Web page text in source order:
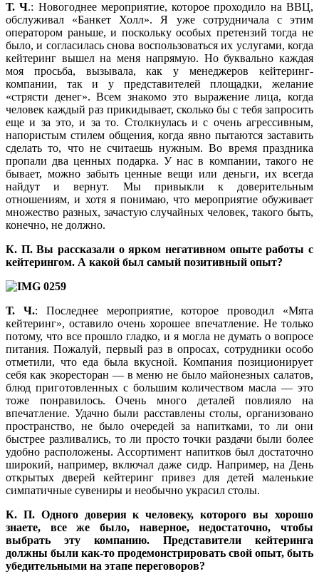
Т. Ч.: Новогоднее мероприятие, которое проходило на ВВЦ,
обслуживал «Банкет Холл». Я уже сотрудничала с этим
оператором раньше, и поскольку особых претензий тогда не
было, и согласилась снова воспользоваться их услугами, когда
кейтеринг вышел на меня напрямую. Но буквально каждая
моя просьба, вызывала, как у менеджеров кейтеринг-
компании, так и у представителей площадки, желание
«стрясти денег». Всем знакомо это выражение лица, когда
человек каждый раз прикидывает, сколько бы с тебя запросить
еще и за это, и за то. Столкнулась и с очень агрессивным,
напористым стилем общения, когда явно пытаются заставить
сделать то, что не считаешь нужным. Во время праздника
пропали два ценных подарка. У нас в компании, такого не
бывает, можно забыть ценные вещи или деньги, их всегда
найдут и вернут. Мы привыкли к доверительным
отношениям, и хотя я понимаю, что мероприятие обуживает
множество разных, зачастую случайных человек, такого быть,
конечно, не должно.
К. П. Вы рассказали о ярком негативном опыте работы с
кейтерингом. А какой был самый позитивный опыт?
Т. Ч.: Последнее мероприятие, которое проводил «Мята
кейтеринг», оставило очень хорошее впечатление. Не только
потому, что все прошло гладко, и я могла не думать о вопросе
питания. Пожалуй, первый раз в опросах, сотрудники особо
отметили, что еда была вкусной. Компания позиционирует
себя как экоресторан — в меню не было майонезных салатов,
блюд приготовленных с большим количеством масла — это
тоже понравилось. Очень много деталей повлияло на
впечатление. Удачно были расставлены столы, организовано
пространство, не было очередей за напитками, то ли они
быстрее разливались, то ли просто точки раздачи были более
удобно расположены. Ассортимент напитков был достаточно
широкий, например, включал даже сидр. Например, на День
открытых дверей кейтеринг привез для детей маленькие
симпатичные сувениры и необычно украсил столы.
К. П. Одного доверия к человеку, которого вы хорошо
знаете, все же было, наверное, недостаточно, чтобы
выбрать эту компанию. Представители кейтеринга
должны были как-то продемонстрировать свой опыт, быть
убедительными на этапе переговоров?